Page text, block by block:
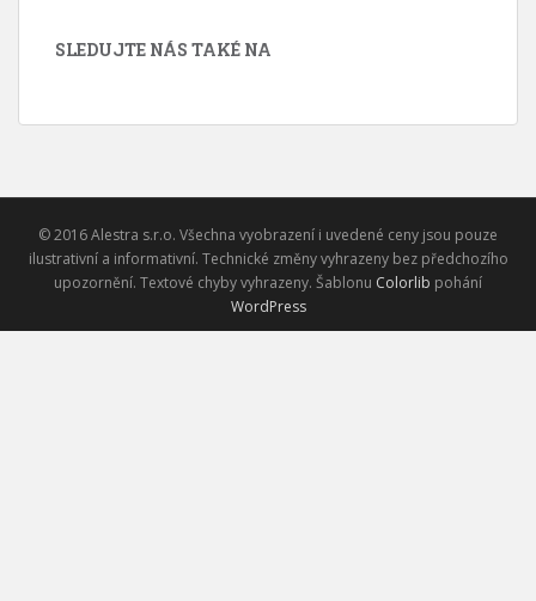
SLEDUJTE NÁS TAKÉ NA
© 2016 Alestra s.r.o. Všechna vyobrazení i uvedené ceny jsou pouze
ilustrativní a informativní. Technické změny vyhrazeny bez předchozího
upozornění. Textové chyby vyhrazeny. Šablonu Colorlib pohání
WordPress